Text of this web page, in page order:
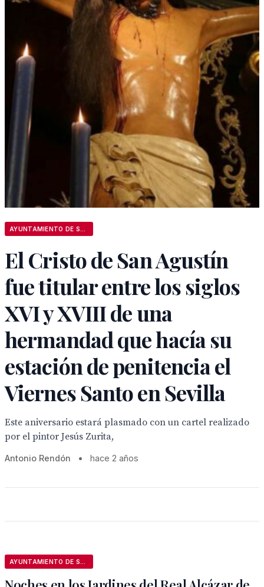
El Cristo de San Agustín
fue titular entre los siglos
XVI y XVIII de una
hermandad que hacía su
estación de penitencia el
Viernes Santo en Sevilla
Este aniversario estará plasmado con un cartel realizado
por el pintor Jesús Zurita,
Antonio Rendón • hace 2 años